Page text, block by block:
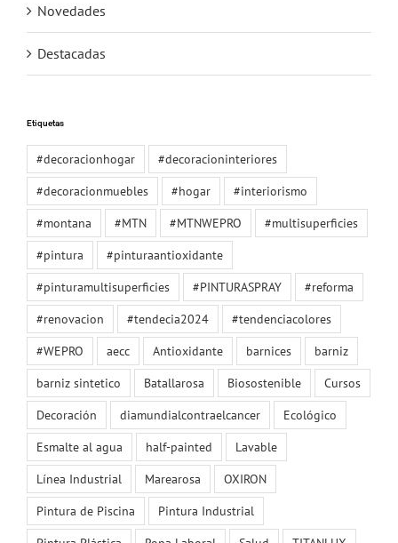
Novedades
Destacadas
Etiquetas
#decoracionhogar
#decoracioninteriores
#decoracionmuebles
#hogar
#interiorismo
#montana
#MTN #MTNWEPRO
#multisuperficies
#pintura
#pinturaantioxidante
#pinturamultisuperficies
#PINTURASPRAY
#reforma
#renovacion
#tendecia2024
#tendenciacolores
#WEPRO
aecc Antioxidante barnices
barniz
barniz sintetico
Batallarosa Biosostenible
Cursos
Decoración
diamundialcontraelcancer
Ecológico
Esmalte al agua
half-painted
Lavable
Línea Industrial
Marearosa
OXIRON
Pintura de Piscina
Pintura Industrial